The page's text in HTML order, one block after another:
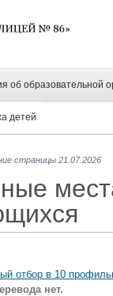
об образовательной
детей
страницы 21.07.2026
отбор в 10
нет.